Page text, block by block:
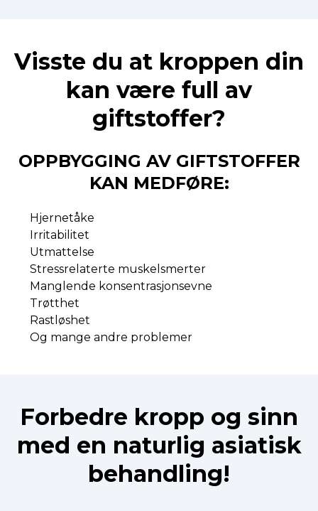
Visste du at kroppen din
kan være full av
giftstoffer?
OPPBYGGING AV GIFTSTOFFER
KAN MEDFØRE:
Hjernetåke
Irritabilitet
Utmattelse
Stressrelaterte muskelsmerter
Manglende konsentrasjonsevne
Trøtthet
Rastløshet
Og mange andre problemer
Forbedre kropp og sinn
med en naturlig asiatisk
behandling!